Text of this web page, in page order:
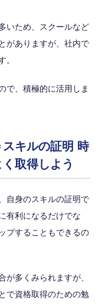
いため、スクールなど
がありますが、社内で
。
で、積極的に活用しま
キルの証明 時
取得しよう
自身のスキルの証明で
有利になるだけでな
プすることもできるの
が多くみられますが、
で資格取得のための勉